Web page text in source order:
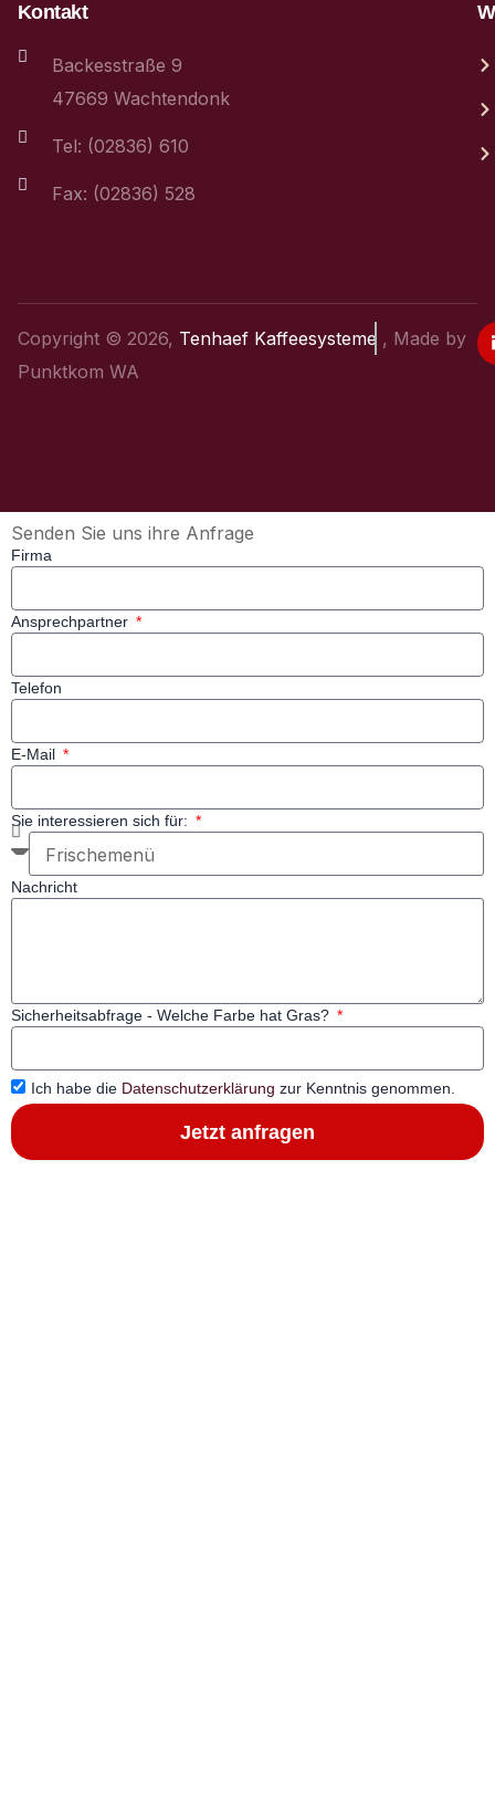
Kontakt
Backesstraße 9
47669 Wachtendonk
Tel: (02836) 610
Fax: (02836) 528
Copyright © 2026, Tenhaef Kaffeesysteme , Made by
Punktkom WA
Senden Sie uns ihre Anfrage
Firma
Ansprechpartner
Telefon
E-Mail
Sie interessieren sich für:
Nachricht
Sicherheitsabfrage - Welche Farbe hat Gras?
Ich habe die Datenschutzerklärung zur Kenntnis genommen.
Jetzt anfragen